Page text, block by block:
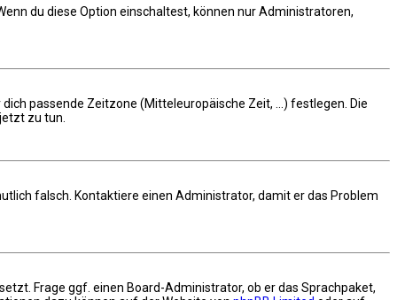
du diese Option einschaltest, können nur Administratoren,
passende Zeitzone (Mitteleuropäische Zeit, ...) festlegen. Die
zu tun.
falsch. Kontaktiere einen Administrator, damit er das Problem
Frage ggf. einen Board-Administrator, ob er das Sprachpaket,